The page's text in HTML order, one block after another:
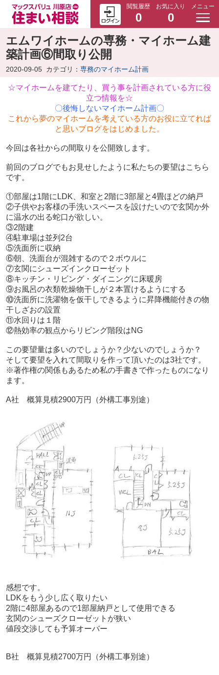
閲覧履歴
0
お気に入り
0
メニュー
エムワイホームの専務・マイホーム建
築計画⑥間取り公開
2020-09-05 カテゴリ： 専務のマイホーム計画
☆マイホームを建てたり、買う事を計画されている方に役
立つ情報を☆
〇後悔しないマイホーム計画〇
これから夢のマイホームを考えている方のお役に立てれば
と思いブログをはじめました。
今回は各社からの間取りを公開致します。
前回のブログでもお見せしたように私たちの要望はこちら
です。
①部屋は1階にLDK、和室と2階に3部屋と4畳ほどの納戸
②子供やお客様の手洗いスペースを設けたいので玄関か外
に温水の出る蛇口が欲しい。
③2階建
④駐車場は並列2台
⑤洗面所に収納
⑥朝、洗面台が混雑するので２ボウルに
⑦玄関にシューズインクローゼット
⑧キッチン・リビング・ダイニングに床暖房
⑨お風呂の衣類乾燥物干しが２本置けるようにする
⑩洗面所に洗濯物を仮干しできるように昇降機能付きの物
干しざおの設置
⑪水回りは１階
⑫熱効率の観点からリビング階段はNG
この要望量は多いのでしょうか？少ないのでしょうか？
そして要望を入れて間取りを作って頂いたのは3社です。
※著作権の関係もあるため私の手書きで作ったものになり
ます。
A社 概算見積2900万円（外構工事別途）
感想です。
LDKを もう少し広く取りたい
2階に4部屋あるので1部屋納戸として使用できる
玄関のシューズクローゼットが狭い
値段交渉しても予算オーバー
B社 概算見積2700万円（外構工事別途）